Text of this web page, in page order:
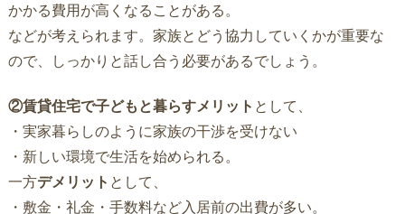
かかる費用が高くなることがある。
などが考えられます。家族とどう協力していくかが重要な
ので、しっかりと話し合う必要があるでしょう。
②賃貸住宅で子どもと暮らすメリット として、
・実家暮らしのように家族の干渉を受けない
・新しい環境で生活を始められる。
一方デメリット として、
・敷金・礼金・手数料など入居前の出費が多い。